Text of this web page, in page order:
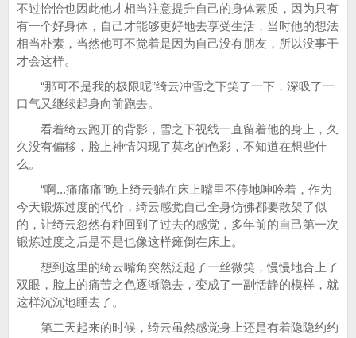
不过恰恰也因此他才相当注意提升自己的身体素质，因为只有
有一个好身体，自己才能够更好地去享受生活，当时他的想法
相当朴素，当然他可不觉着是因为自己没有朋友，所以没事干
才会这样。
“那可不是我的极限呢”绮云冲雪之下笑了一下，深吸了一
口气又继续起身向前跑去。
看着绮云跑开的背影，雪之下视线一直留着他的身上，久
久没有偏移，脸上神情闪现了莫名的色彩，不知道在想些什
么。
“啊...痛痛痛”晚上绮云躺在床上嘴里不停地呻吟着，作为
今天锻炼过度的代价，绮云感觉自己全身仿佛都要散架了似
的，让绮云忽然有种回到了过去的感觉，多年前的自己第一次
锻炼过度之后是不是也像这样瘫倒在床上。
想到这里的绮云嘴角突然泛起了一丝微笑，慢慢地合上了
双眼，脸上的痛苦之色逐渐隐去，变成了一副恬静的模样，就
这样沉沉地睡去了。
第二天起来的时候，绮云虽然感觉身上还是有着隐隐约约